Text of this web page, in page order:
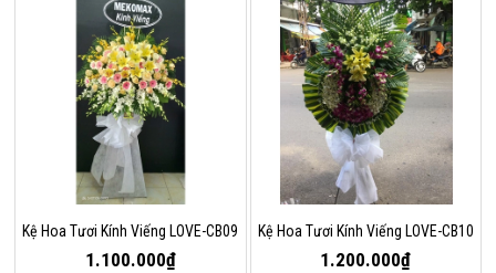
Kệ Hoa Tươi Kính Viếng LOVE-CB09
1.100.000₫
Kệ Hoa Tươi Kính Viếng LOVE-CB10
1.200.000₫